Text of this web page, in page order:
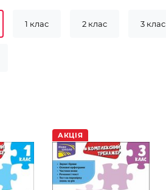
1 клас 2 клас 3 клас
АКЦІЯ